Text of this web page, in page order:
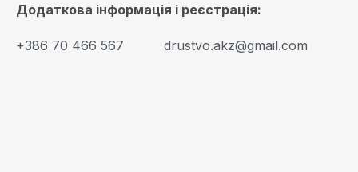
Додаткова інформація і реєстрація:
+386 70 466 567 drustvo.akz@gmail.com